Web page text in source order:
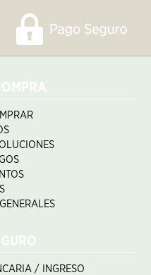
/ INGRESO